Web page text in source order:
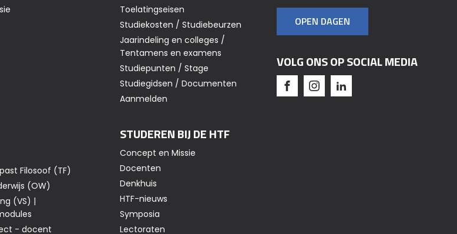
Filosoof (TF)
(OW)
(VS) |
- docent
Toelatingseisen
Studiekosten / Studiebeurzen
Jaarindeling en colleges /
Tentamens en examens
Studiepunten / Stage
Studiegidsen / Documenten
Aanmelden
STUDEREN BIJ DE HTF
Concept en Missie
Docenten
Denkhuis
HTF-nieuws
Symposia
Lectoraten
OPEN DAGEN
VOLG ONS OP SOCIAL MEDIA